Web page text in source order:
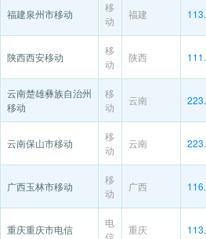
福建泉州市移动
移
动
福建
陕西西安移动
移
动
陕西
云南楚雄彝族自治州
移动
移
动
云南
云南保山市移动
移
动
云南
广西玉林市移动
移
动
广西
重庆重庆市电信
电
信
重庆